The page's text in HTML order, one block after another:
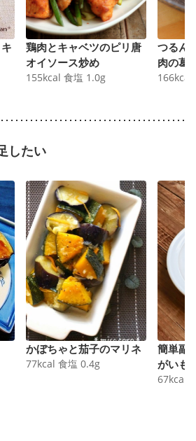
鶏肉とキャベツのピリ唐
オイソース炒め
155kcal 食塩 1.0g
つるん
肉の葛
166kcal
したい
かぼちゃと茄子のマリネ
77kcal 食塩 0.4g
簡単副
がいも
67kcal